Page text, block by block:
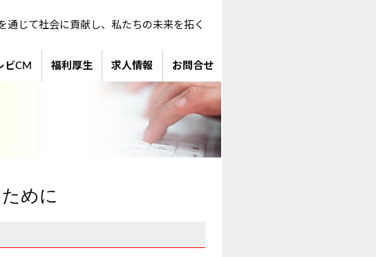
通じて社会に貢献し、私たちの未来を拓く
ビCM 福利厚生 求人情報 お問合せ
めに